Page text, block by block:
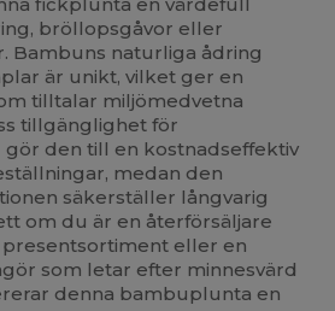
bröllopsgåvor eller
Bambuns naturliga ådring
är unikt, vilket ger en
tilltalar miljömedvetna
tillgänglighet för
gör den till en kostnadseffektiv
medan den
säkerställer långvarig
om du är en återförsäljare
eller en
som letar efter minnesvärd
denna bambuplunta en